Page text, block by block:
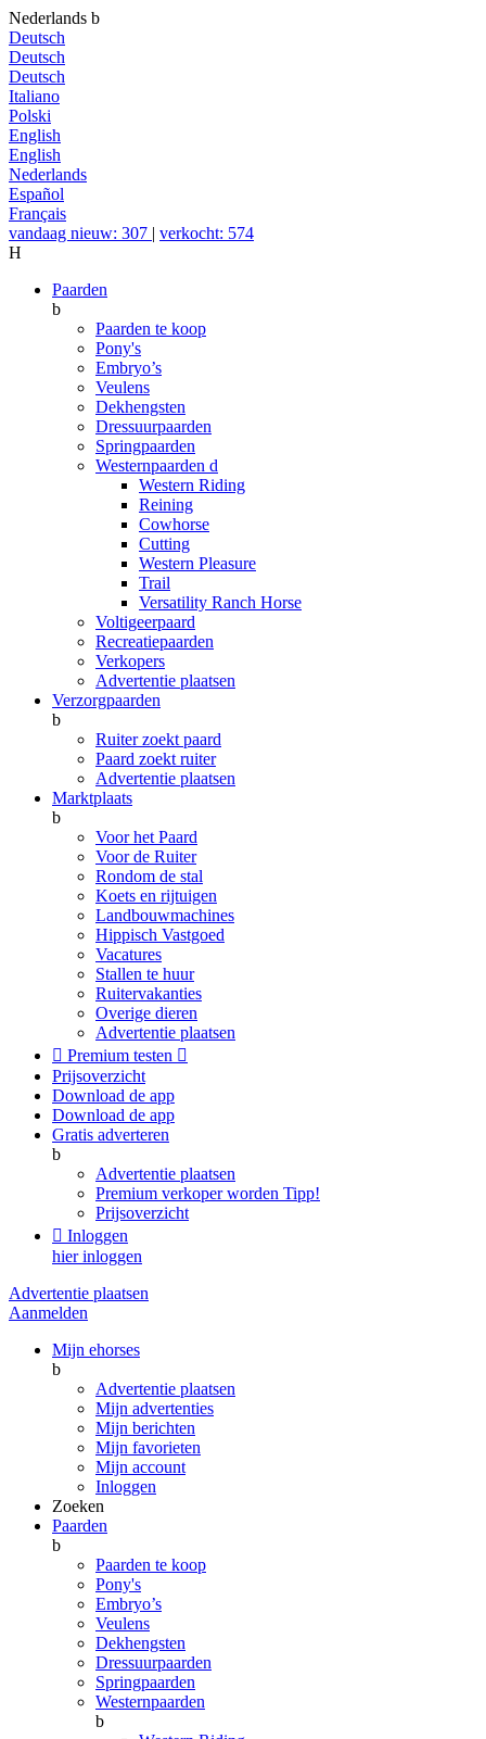
Nederlands b
Deutsch
Deutsch
Deutsch
Italiano
Polski
English
English
Nederlands
Español
Français
vandaag nieuw: 307 | verkocht: 574
H
Paarden
b
Paarden te koop
Pony's
Embryo’s
Veulens
Dekhengsten
Dressuurpaarden
Springpaarden
Westernpaarden d
Western Riding
Reining
Cowhorse
Cutting
Western Pleasure
Trail
Versatility Ranch Horse
Voltigeerpaard
Recreatiepaarden
Verkopers
Advertentie plaatsen
Verzorgpaarden
b
Ruiter zoekt paard
Paard zoekt ruiter
Advertentie plaatsen
Marktplaats
b
Voor het Paard
Voor de Ruiter
Rondom de stal
Koets en rijtuigen
Landbouwmachines
Hippisch Vastgoed
Vacatures
Stallen te huur
Ruitervakanties
Overige dieren
Advertentie plaatsen
 Premium testen 
Prijsoverzicht
Download de app
Download de app
Gratis adverteren
b
Advertentie plaatsen
Premium verkoper worden Tipp!
Prijsoverzicht
 Inloggen
hier inloggen
Advertentie plaatsen
Aanmelden
Mijn ehorses
b
Advertentie plaatsen
Mijn advertenties
Mijn berichten
Mijn favorieten
Mijn account
Inloggen
Zoeken
Paarden
b
Paarden te koop
Pony's
Embryo’s
Veulens
Dekhengsten
Dressuurpaarden
Springpaarden
Westernpaarden
b